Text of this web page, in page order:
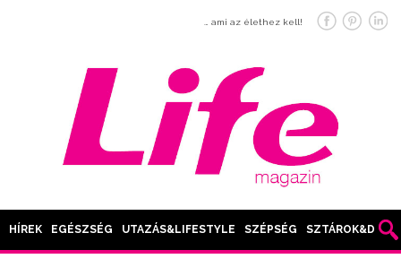
… ami az élethez kell!
HÍREK EGÉSZSÉG UTAZÁS&LIFESTYLE SZÉPSÉG SZTÁROK&DIVAT